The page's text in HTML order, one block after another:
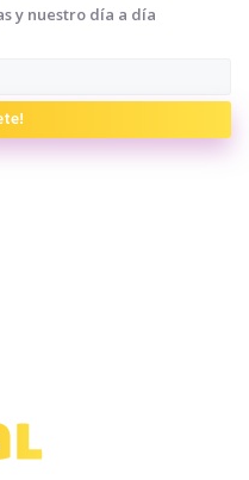
y nuestro día a día